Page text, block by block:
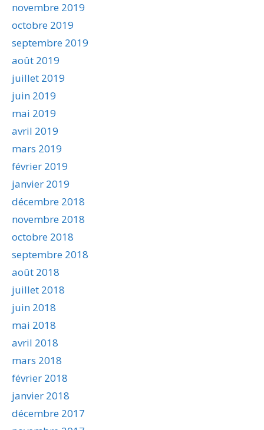
novembre 2019
octobre 2019
septembre 2019
août 2019
juillet 2019
juin 2019
mai 2019
avril 2019
mars 2019
février 2019
janvier 2019
décembre 2018
novembre 2018
octobre 2018
septembre 2018
août 2018
juillet 2018
juin 2018
mai 2018
avril 2018
mars 2018
février 2018
janvier 2018
décembre 2017